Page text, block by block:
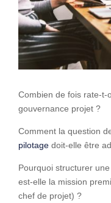
Combien de fois rate-t-
gouvernance projet ?
Comment la question
pilotage doit-elle être
Pourquoi structurer
est-elle la mission
chef de projet) ?